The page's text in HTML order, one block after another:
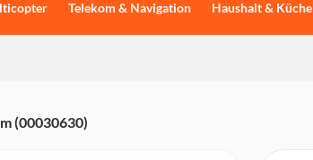
Telekom & Navigation Haushalt & Küche
(00030630)